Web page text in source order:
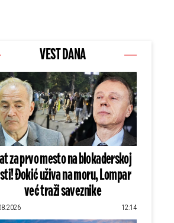
VEST DANA
za prvo mesto na blokaderskoj
Đokić uživa na moru, Lompar
već traži saveznike
12:14